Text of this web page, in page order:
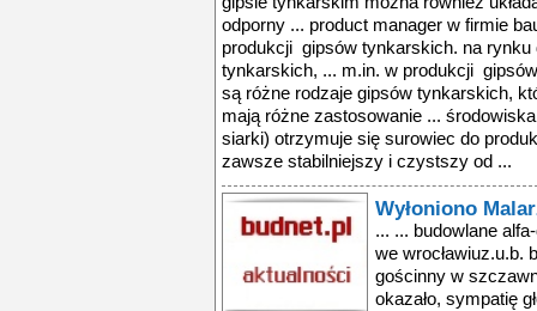
Wyłoniono
... ... budowlane
we wrocławiuz.u.b.
gościnny w
okazało, sympatię